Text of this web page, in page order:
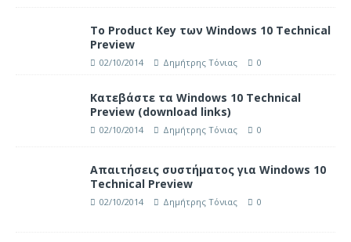
Το Product Key των Windows 10 Technical
Preview
02/10/2014 Δημήτρης Τόνιας 0
Κατεβάστε τα Windows 10 Technical
Preview (download links)
02/10/2014 Δημήτρης Τόνιας 0
Απαιτήσεις συστήματος για Windows 10
Technical Preview
02/10/2014 Δημήτρης Τόνιας 0